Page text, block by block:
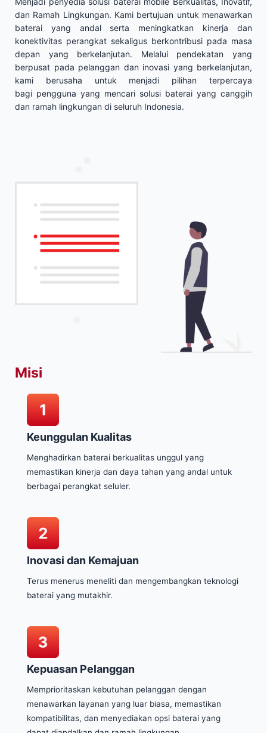
dan Ramah Lingkungan. Kami bertujuan untuk menawarkan
baterai yang andal serta meningkatkan kinerja dan
konektivitas perangkat sekaligus berkontribusi pada masa
depan yang berkelanjutan. Melalui pendekatan yang
berpusat pada pelanggan dan inovasi yang berkelanjutan,
kami berusaha untuk menjadi pilihan terpercaya
bagi pengguna yang mencari solusi baterai yang canggih
dan ramah lingkungan di seluruh Indonesia.
Misi
Keunggulan Kualitas
Menghadirkan baterai berkualitas unggul yang
memastikan kinerja dan daya tahan yang andal untuk
berbagai perangkat seluler.
Inovasi dan Kemajuan
Terus menerus meneliti dan mengembangkan teknologi
baterai yang mutakhir.
Kepuasan Pelanggan
Memprioritaskan kebutuhan pelanggan dengan
menawarkan layanan yang luar biasa, memastikan
kompatibilitas, dan menyediakan opsi baterai yang